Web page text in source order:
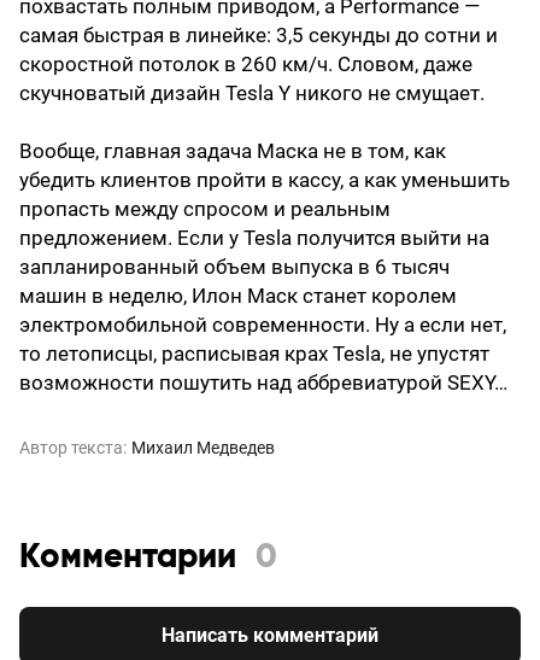
похвастать полным приводом, а Performance —
самая быстрая в линейке: 3,5 секунды до сотни и
скоростной потолок в 260 км/ч. Словом, даже
скучноватый дизайн Tesla Y никого не смущает.
Вообще, главная задача Маска не в том, как
убедить клиентов пройти в кассу, а как уменьшить
пропасть между спросом и реальным
предложением. Если у Tesla получится выйти на
запланированный объем выпуска в 6 тысяч
машин в неделю, Илон Маск станет королем
электромобильной современности. Ну а если нет,
то летописцы, расписывая крах Tesla, не упустят
возможности пошутить над аббревиатурой SEXY…
Автор текста: Михаил Медведев
Комментарии 0
Написать комментарий